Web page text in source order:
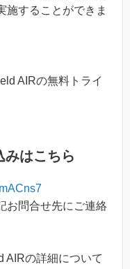
施することができま
AIRの無料トライ
みはこちら
お問合せ先にご連絡
AIRの詳細について